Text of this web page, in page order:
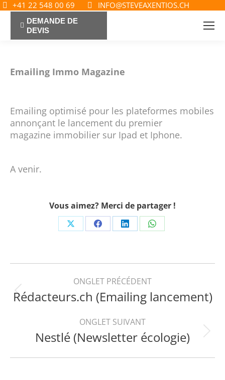
+41 22 548 00 69 INFO@STEVEAXENTIOS.CH
DEMANDE DE
DEVIS
Emailing Immo Magazine
Emailing optimisé pour les plateformes mobiles
annonçant le lancement du premier
magazine immobilier sur Ipad et Iphone.
A venir.
Vous aimez? Merci de partager !
Share
X
Share
Facebook
Share
LinkedIn
Share
WhatsApp
Navigation
de
commentaire
ONGLET PRÉCÉDENT
Onglet
précédent
Rédacteurs.ch (Emailing lancement)
ONGLET SUIVANT
Projets
Nestlé (Newsletter écologie)